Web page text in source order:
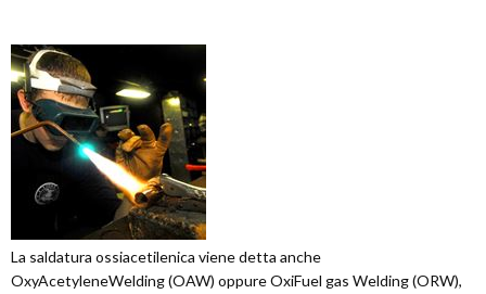
La saldatura ossiacetilenica viene detta anche
OxyAcetyleneWelding (OAW) oppure OxiFuel gas Welding (ORW),